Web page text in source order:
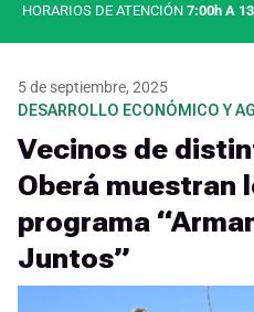
HORARIOS DE ATENCIÓN 7:00h A
5 de septiembre, 2025
DESARROLLO ECONÓMICO Y
Vecinos de
Oberá muestran
programa
Juntos”